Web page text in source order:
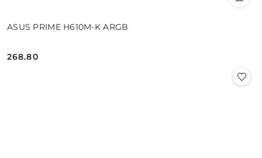
ASUS PRIME H610M-K ARGB
Cena:
268.80